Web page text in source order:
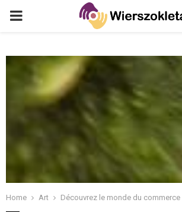
PRIMARY
Home Art Découvrez le monde du